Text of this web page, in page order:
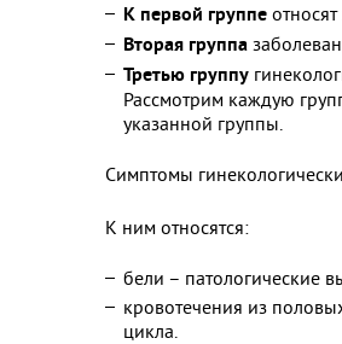
К первой группе
Вторая группа
Третью группу
Рассмотрим каждую
указанной группы.
Симптомы
К ним относятся:
бели – патологические
кровотечения из
цикла.